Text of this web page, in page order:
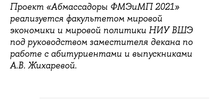
Проект «Абмассадоры ФМЭиМП 2021»
реализуется факультетом мировой
экономики и мировой политики НИУ ВШЭ
под руководством заместителя декана по
работе с абитуриентами и выпускниками
А.В. Жихаревой.